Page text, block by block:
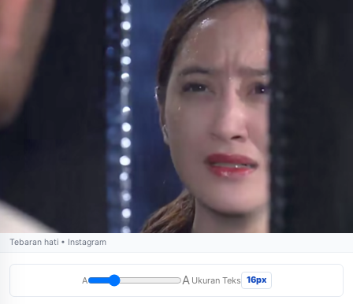
Tebaran hati • Instagram
A A Ukuran Teks 16px